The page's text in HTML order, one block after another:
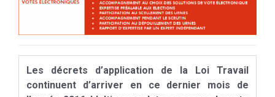
Les décrets d’application de la Loi Travail
continuent d’arriver en ce dernier mois de